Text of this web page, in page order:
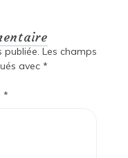
publiée. Les champs
avec *
*